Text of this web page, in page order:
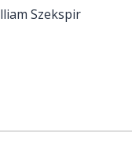
Szekspir